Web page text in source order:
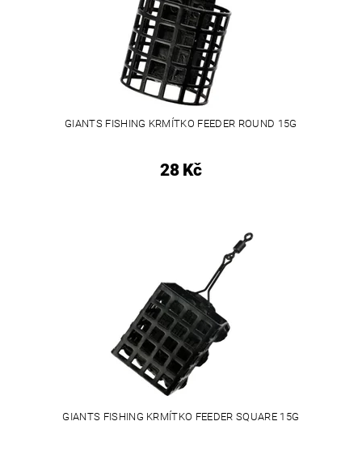
GIANTS FISHING KRMÍTKO FEEDER ROUND 15G
28 Kč
GIANTS FISHING KRMÍTKO FEEDER SQUARE 15G